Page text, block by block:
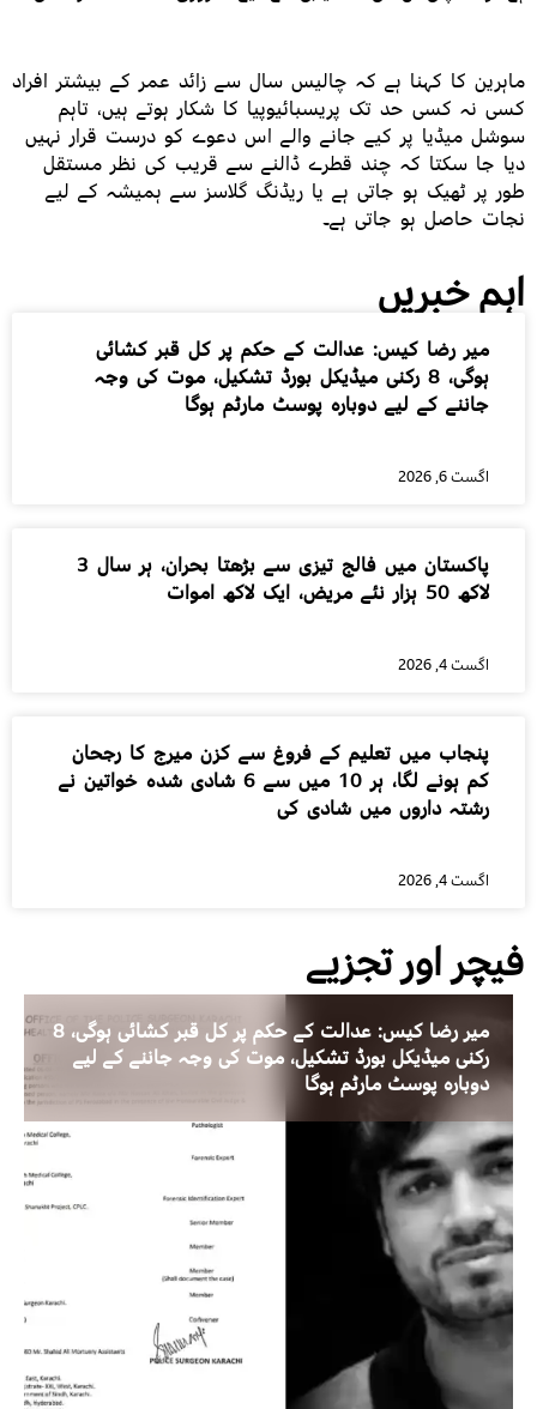
ماہرین کا کہنا ہے کہ چالیس سال سے زائد عمر کے بیشتر افراد
کسی نہ کسی حد تک پریسبائیوپیا کا شکار ہوتے ہیں، تاہم
سوشل میڈیا پر کیے جانے والے اس دعوے کو درست قرار نہیں
دیا جا سکتا کہ چند قطرے ڈالنے سے قریب کی نظر مستقل
طور پر ٹھیک ہو جاتی ہے یا ریڈنگ گلاسز سے ہمیشہ کے لیے
نجات حاصل ہو جاتی ہے۔
اہم خبریں
میر رضا کیس: عدالت کے حکم پر کل قبر کشائی
ہوگی، 8 رکنی میڈیکل بورڈ تشکیل، موت کی وجہ
جاننے کے لیے دوبارہ پوسٹ مارٹم ہوگا
اگست 6, 2026
پاکستان میں فالج تیزی سے بڑھتا بحران، ہر سال 3
لاکھ 50 ہزار نئے مریض، ایک لاکھ اموات
اگست 4, 2026
پنجاب میں تعلیم کے فروغ سے کزن میرج کا رجحان
کم ہونے لگا، ہر 10 میں سے 6 شادی شدہ خواتین نے
رشتہ داروں میں شادی کی
اگست 4, 2026
فیچر اور تجزیے
میر رضا کیس: عدالت کے حکم پر کل قبر کشائی ہوگی، 8
رکنی میڈیکل بورڈ تشکیل، موت کی وجہ جاننے کے لیے
دوبارہ پوسٹ مارٹم ہوگا